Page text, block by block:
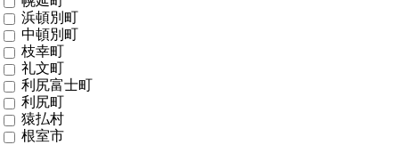
浜頓別町
中頓別町
枝幸町
礼文町
利尻富士町
利尻町
猿払村
根室市